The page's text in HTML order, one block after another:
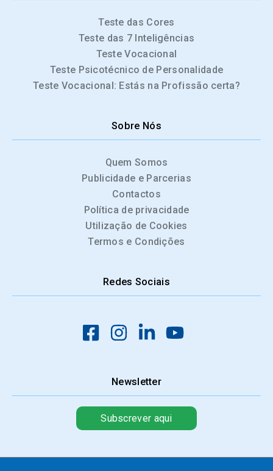
Teste das Cores
Teste das 7 Inteligências
Teste Vocacional
Teste Psicotécnico de Personalidade
Teste Vocacional: Estás na Profissão certa?
Sobre Nós
Quem Somos
Publicidade e Parcerias
Contactos
Política de privacidade
Utilização de Cookies
Termos e Condições
Redes Sociais
Newsletter
Subscrever aqui